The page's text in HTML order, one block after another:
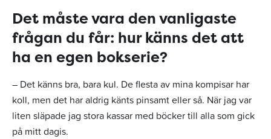
Det måste vara den vanligaste
frågan du får: hur känns det att
ha en egen bokserie?
– Det känns bra, bara kul. De flesta av mina kompisar har
koll, men det har aldrig känts pinsamt eller så. När jag var
liten släpade jag stora kassar med böcker till alla som gick
på mitt dagis.